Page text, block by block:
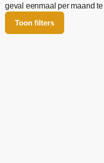
geval eenmaal per maand
Toon filters